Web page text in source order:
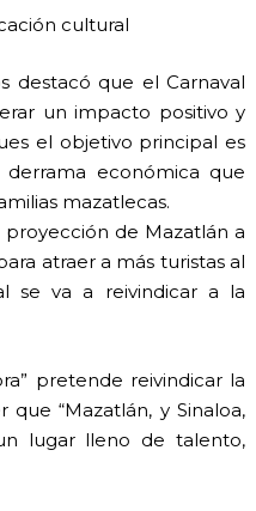
cultural
destacó que el Carnaval
un impacto positivo y
el objetivo principal es
económica que
mazatlecas.
de Mazatlán a
atraer a más turistas al
se va a reivindicar a la
pretende reivindicar la
“Mazatlán, y Sinaloa,
lugar lleno de talento,